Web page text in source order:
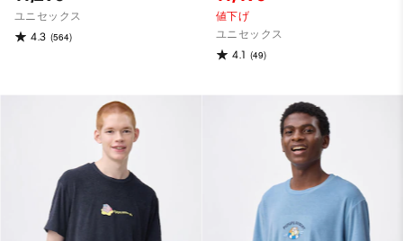
ユニセックス
4.3 (564)
値下げ
ユニセックス
4.1 (49)